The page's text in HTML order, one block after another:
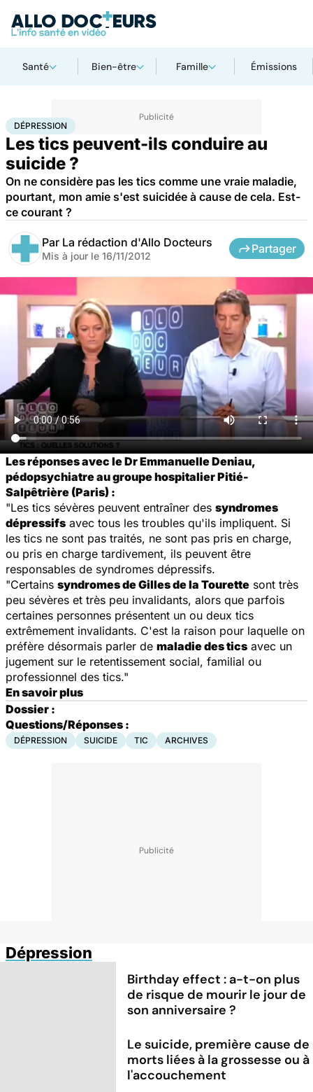
Santé Bien-être Famille Émissions
AccueilBien-être Dépression
DÉPRESSION
Les tics peuvent-ils conduire au
suicide ?
On ne considère pas les tics comme une vraie maladie,
pourtant, mon amie s'est suicidée à cause de cela. Est-
ce courant ?
Par La rédaction d'Allo Docteurs
Mis à jour le 16/11/2012
Partager
Les réponses avec le Dr Emmanuelle Deniau,
pédopsychiatre au groupe hospitalier Pitié-
Salpêtrière (Paris) :
"Les tics sévères peuvent entraîner des syndromes
dépressifs avec tous les troubles qu'ils impliquent. Si
les tics ne sont pas traités, ne sont pas pris en charge,
ou pris en charge tardivement, ils peuvent être
responsables de syndromes dépressifs.
"Certains syndromes de Gilles de la Tourette sont très
peu sévères et très peu invalidants, alors que parfois
certaines personnes présentent un ou deux tics
extrêmement invalidants. C'est la raison pour laquelle on
préfère désormais parler de maladie des tics avec un
jugement sur le retentissement social, familial ou
professionnel des tics."
En savoir plus
Dossier :
Questions/Réponses :
DÉPRESSION SUICIDE TIC ARCHIVES
Dépression
Birthday effect : a-t-on plus
de risque de mourir le jour de
son anniversaire ?
Le suicide, première cause de
morts liées à la grossesse ou à
l'accouchement